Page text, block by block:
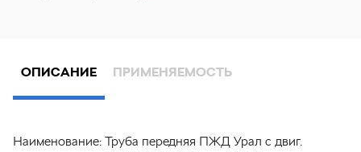
ОПИСАНИЕ ПРИМЕНЯЕМОСТЬ
Наименование: Труба передняя ПЖД Урал с двиг.